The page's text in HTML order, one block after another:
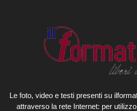
Le foto, video e testi presenti su
attraverso la rete Internet: per